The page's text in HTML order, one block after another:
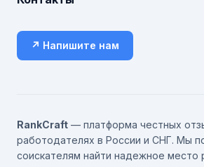
↗ Напишите нам
RankCraft — платформа честных
работодателях в России и СНГ. Мы
соискателям найти надежное место